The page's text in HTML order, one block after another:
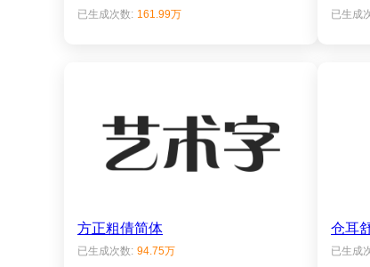
已生成次数: 161.99万 已生成
方正粗倩简体
已生成次数: 94.75万
仓耳
已生成